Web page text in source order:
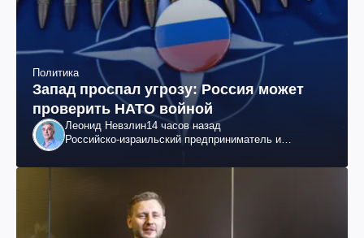
Политика
Запад проспал угрозу: Россия может
проверить НАТО войной
Леонид Невзлин14 часов назад
Российско-израильский предприниматель и
"ЮКОСа"